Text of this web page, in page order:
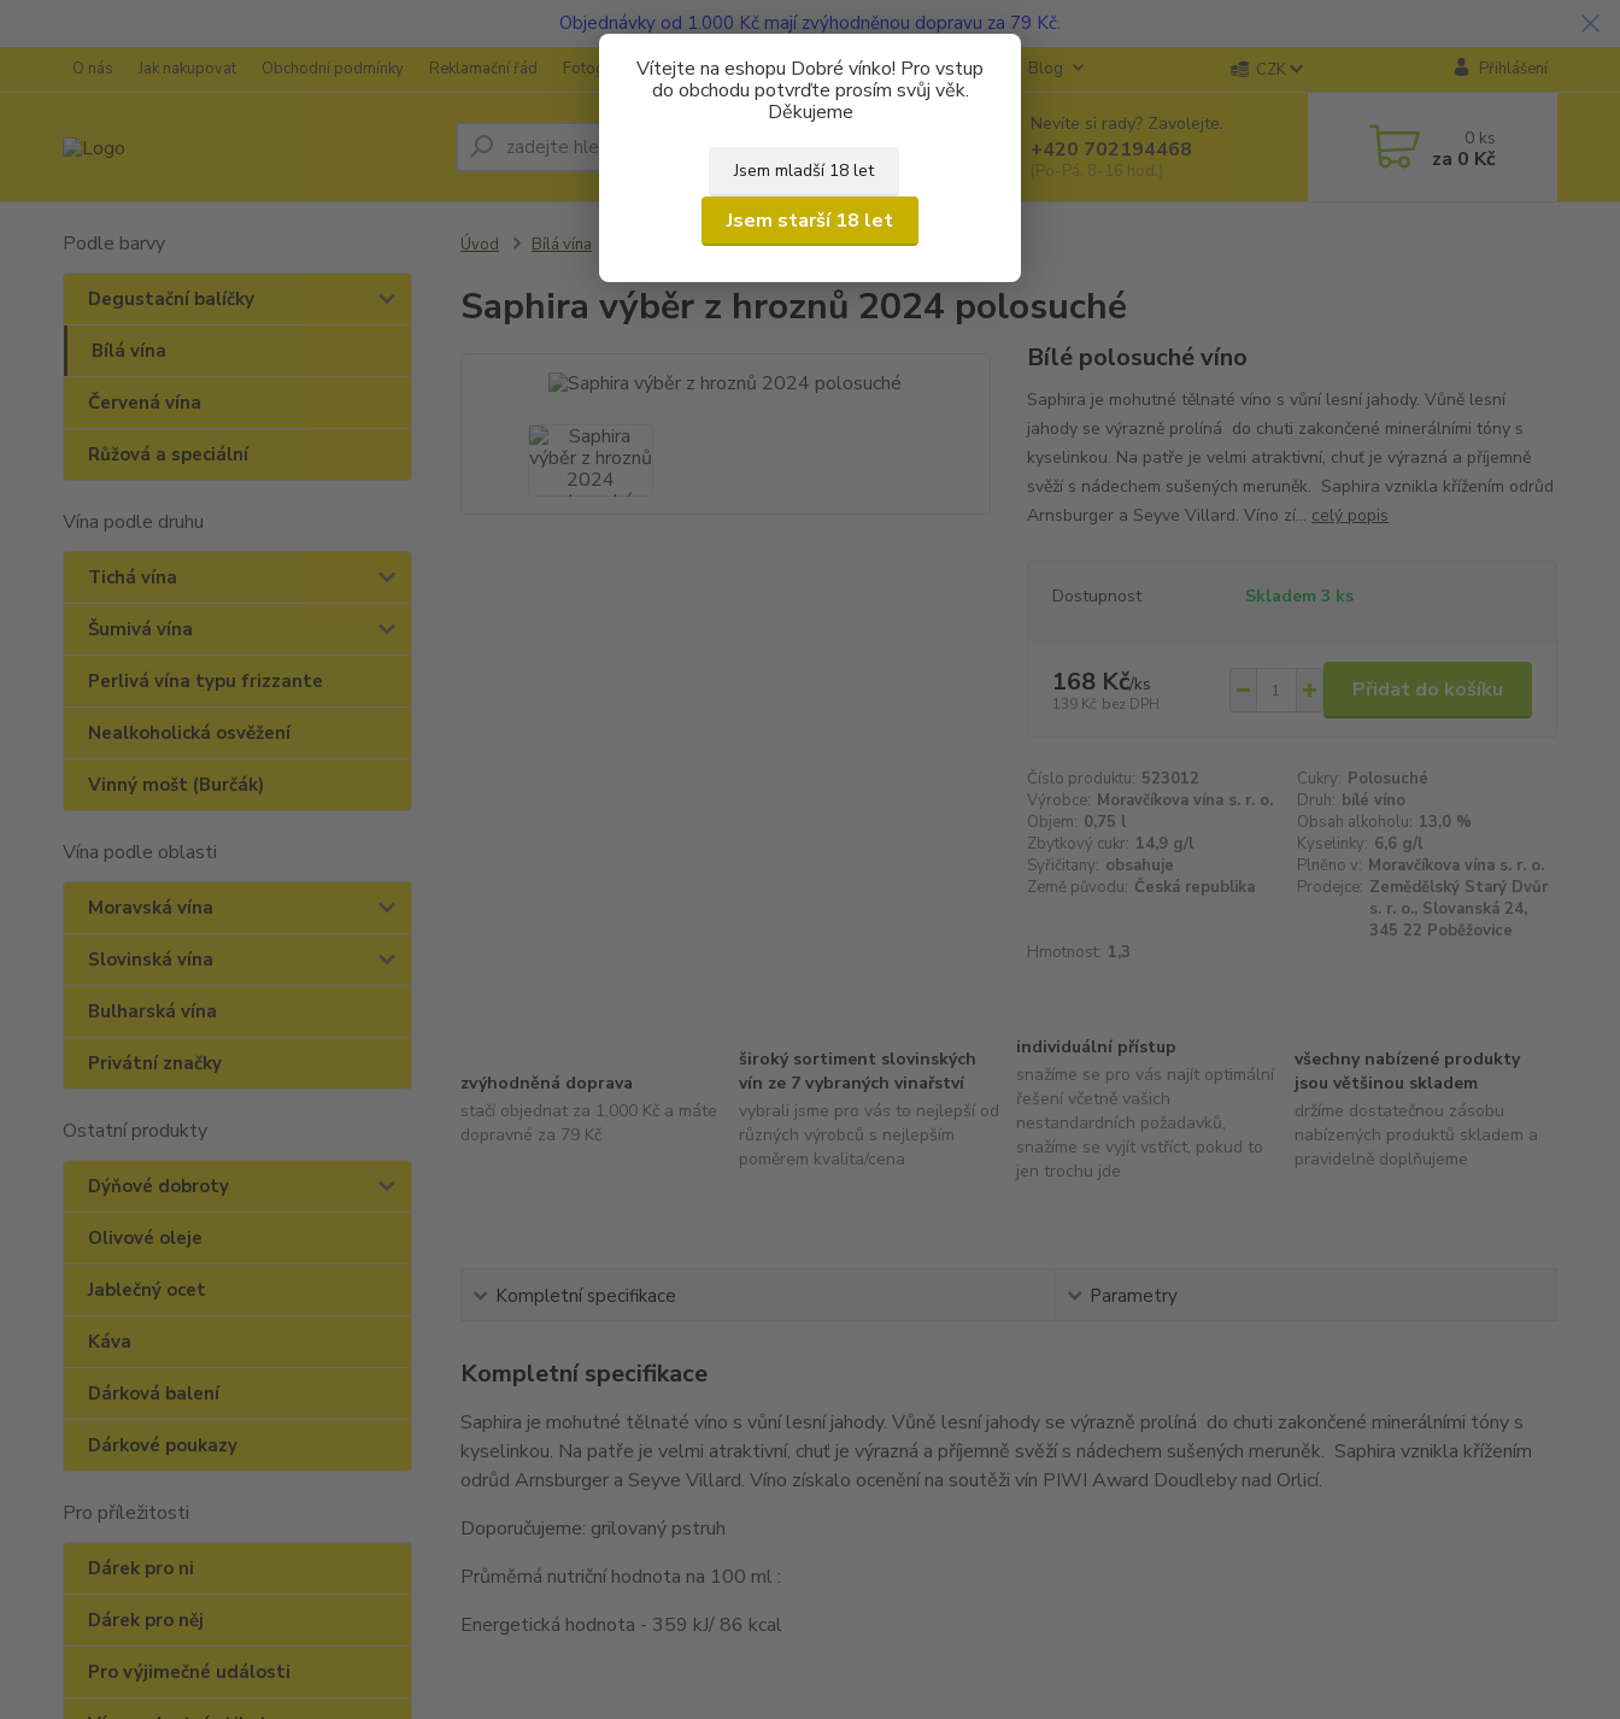
Objednávky od 1.000 Kč mají zvýhodněnou dopravu za 79 Kč.
Vítejte na eshopu Dobré vínko! Pro vstup
do obchodu potvrďte prosím svůj věk.
Děkujeme
Jsem mladší 18 let
Jsem starší 18 let
O nás Jak nakupovat Obchodní podmínky Reklamační řád Fotogalerie Kontakty Ochrana soukromí O vinařstvích Blog CZK Přihlášení
Nevíte si rady? Zavolejte.
+420 702194468
(Po-Pá, 8-16 hod.)
0 ks
za 0 Kč
Podle barvy
Degustační balíčky
Bílá vína
Červená vína
Růžová a speciální
Vína podle druhu
Tichá vína
Šumivá vína
Perlivá vína typu frizzante
Nealkoholická osvěžení
Vinný mošt (Burčák)
Vína podle oblasti
Moravská vína
Slovinská vína
Bulharská vína
Privátní značky
Ostatní produkty
Dýňové dobroty
Olivové oleje
Jablečný ocet
Káva
Dárková balení
Dárkové poukazy
Pro příležitosti
Dárek pro ni
Dárek pro něj
Pro výjimečné události
Úvod Bílá vína Saphira výběr z hroznů 2024 polosuché
Saphira výběr z hroznů 2024 polosuché
Bílé polosuché víno
Saphira je mohutné tělnaté víno s vůní lesní jahody. Vůně lesní
jahody se výrazně prolíná do chuti zakončené minerálními tóny s
kyselinkou. Na patře je velmi atraktivní, chuť je výrazná a příjemně
svěží s nádechem sušených meruněk. Saphira vznikla křížením odrůd
Arnsburger a Seyve Villard. Víno zí... celý popis
Dostupnost Skladem 3 ks
168 Kč/ks
139 Kč bez DPH
Přidat do košíku
Číslo produktu: 523012 Cukry: Polosuché
Výrobce: Moravčíkova vína s. r. o. Druh: bílé víno
Objem: 0,75 l Obsah alkoholu: 13,0 %
Zbytkový cukr: 14,9 g/l Kyselinky: 6,6 g/l
Syřičitany: obsahuje Plněno v: Moravčíkova vína s. r. o.
Země původu: Česká republika Prodejce: Zemědělský Starý Dvůr
s. r. o., Slovanská 24,
345 22 Poběžovice
Hmotnost: 1,3
zvýhodněná doprava
stačí objednat za 1.000 Kč a máte
dopravné za 79 Kč
široký sortiment slovinských
vín ze 7 vybraných vinařství
vybrali jsme pro vás to nejlepší od
různých výrobců s nejlepším
poměrem kvalita/cena
individuální přístup
snažíme se pro vás najít optimální
řešení včetně vašich
nestandardních požadavků,
snažíme se vyjít vstříct, pokud to
jen trochu jde
všechny nabízené produkty
jsou většinou skladem
držíme dostatečnou zásobu
nabízených produktů skladem a
pravidelně doplňujeme
Kompletní specifikace Parametry
Kompletní specifikace
Saphira je mohutné tělnaté víno s vůní lesní jahody. Vůně lesní jahody se výrazně prolíná do chuti zakončené minerálními tóny s
kyselinkou. Na patře je velmi atraktivní, chuť je výrazná a příjemně svěží s nádechem sušených meruněk. Saphira vznikla křížením
odrůd Arnsburger a Seyve Villard. Víno získalo ocenění na soutěži vín PIWI Award Doudleby nad Orlicí.
Doporučujeme: grilovaný pstruh
Průměrná nutriční hodnota na 100 ml :
Energetická hodnota - 359 kJ/ 86 kcal